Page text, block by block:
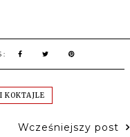
KOKTAJLE
Wcześniejszy post